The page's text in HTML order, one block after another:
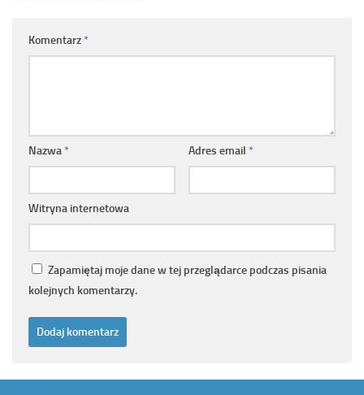
Komentarz*
Nazwa* Adres email *
Witryna internetowa
Zapamiętaj moje dane w tej przeglądarce podczas pisania
kolejnych komentarzy.